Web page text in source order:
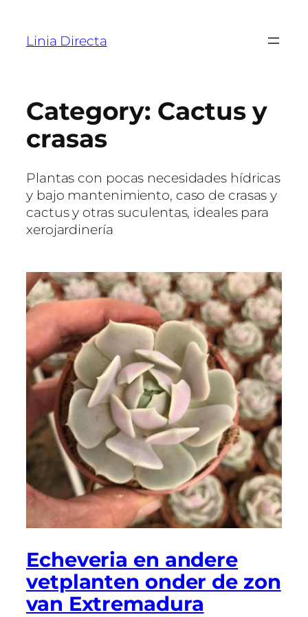
Linia Directa
Category: Cactus y
crasas
Plantas con pocas necesidades hídricas
y bajo mantenimiento, caso de crasas y
cactus y otras suculentas, ideales para
xerojardinería
Echeveria en andere
vetplanten onder de zon
van Extremadura